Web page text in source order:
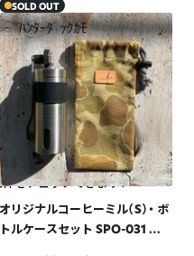
SOLD OUT
オリジナルコーヒーミル（S）・ ボ
トルケースセット SPO-031 ハ
をチェックできます！